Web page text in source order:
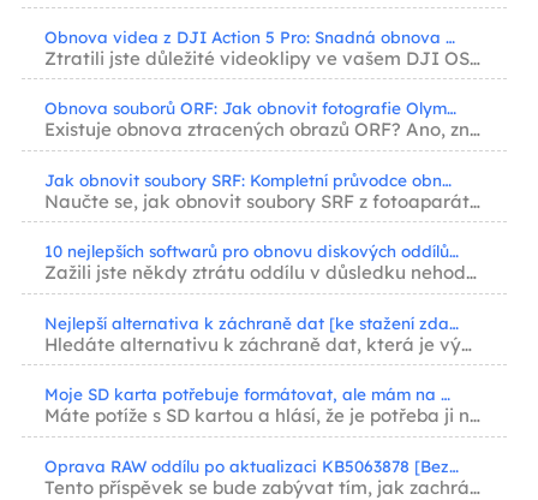
Obnova videa z DJI Action 5 Pro: Snadná obnova smazaných záběrů
Ztratili jste důležité videoklipy ve vašem DJI OSMO Action 5 Pro? Smazaná nebo ztracená vi...
Obnova souborů ORF: Jak obnovit fotografie Olympus ORF
Existuje obnova ztracených obrazů ORF? Ano, zní odpověď. Ztracená data ORF můžete rychle o...
Jak obnovit soubory SRF: Kompletní průvodce obnovou fotografií od společnosti Sony
Naučte se, jak obnovit soubory SRF z fotoaparátů Sony pomocí Průvodce obnovou dat EaseUS a...
10 nejlepších softwarů pro obnovu diskových oddílů: Obnovte ztracený diskový oddíl hned teď
Zažili jste někdy ztrátu oddílu v důsledku nehody nebo neúmyslného smazání? Tento příspěve...
Nejlepší alternativa k záchraně dat [ke stažení zdarma]
Hledáte alternativu k záchraně dat, která je výkonná a užitečná? Tento příspěvek vám posky...
Moje SD karta potřebuje formátovat, ale mám na ní obrázky [Opraveno]
Máte potíže s SD kartou a hlásí, že je potřeba ji naformátovat, ale mám na ní obrázky? Tat...
Oprava RAW oddílu po aktualizaci KB5063878 [Bez ztráty dat]
Tento příspěvek se bude zabývat tím, jak zachránit oddíl RAW po aktualizaci KB5063878 a ja...